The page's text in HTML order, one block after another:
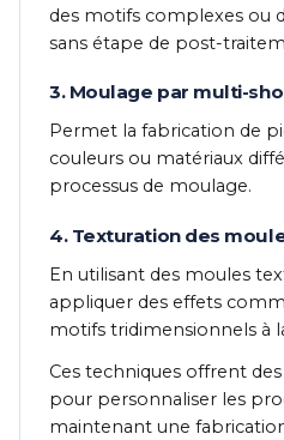
des motifs complexes ou
sans étape de post-
3. Moulage par multi-
Permet la fabrication de
couleurs ou matériaux
processus de moulage.
4. Texturation des
En utilisant des moules
appliquer des effets
motifs tridimensionnels à
Ces techniques offrent
pour personnaliser les
maintenant une